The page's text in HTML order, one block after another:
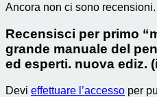
Ancora non ci sono recensioni.
Recensisci per primo
grande manuale del
ed esperti. nuova ediz.
Devi effettuare l’accesso per